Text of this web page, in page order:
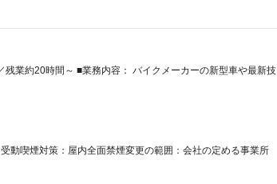
業約20時間～ ■業務内容： バイクメーカーの新型車や最新技
動喫煙対策：屋内全面禁煙変更の範囲：会社の定める事業所